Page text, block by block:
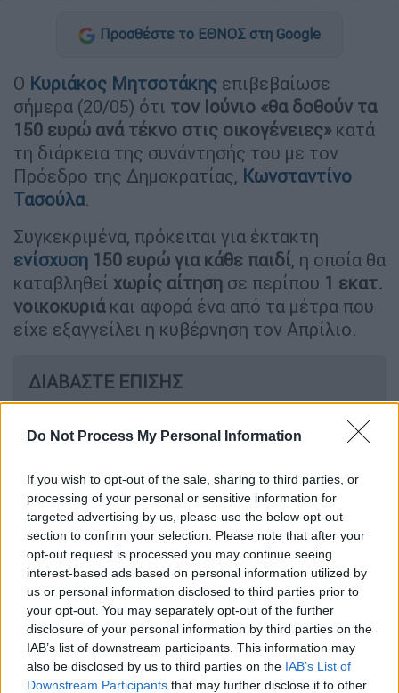
Do Not Process My Personal Information
If you wish to opt-out of the sale, sharing to third parties, or
processing of your personal or sensitive information for
targeted advertising by us, please use the below opt-out
section to confirm your selection. Please note that after your
opt-out request is processed you may continue seeing
interest-based ads based on personal information utilized by
us or personal information disclosed to third parties prior to
your opt-out. You may separately opt-out of the further
disclosure of your personal information by third parties on the
IAB’s list of downstream participants. This information may
also be disclosed by us to third parties on the IAB’s List of
Downstream Participants that may further disclose it to other
Προσθέστε το ΕΘΝΟΣ στη Google
Ο Κυριάκος Μητσοτάκης επιβεβαίωσε
σήμερα (20/05) ότι τον Ιούνιο «θα δοθούν τα
150 ευρώ ανά τέκνο στις οικογένειες» κατά
τη διάρκεια της συνάντησής του με τον
Πρόεδρο της Δημοκρατίας, Κωνσταντίνο
Τασούλα.
Συγκεκριμένα, πρόκειται για έκτακτη
ενίσχυση 150 ευρώ για κάθε παιδί, η οποία θα
καταβληθεί χωρίς αίτηση σε περίπου 1 εκατ.
νοικοκυριάκαι αφορά ένα από τα μέτρα που
είχε εξαγγείλει η κυβέρνηση τον Απρίλιο.
ΔΙΑΒΑΣΤΕ ΕΠΙΣΗΣ
«Είναι ενήμερη η Κοβέσι»: Τι λέει ο
θίγει την Ευρωπαϊκή Εισαγγελία»
Πολιτική|20.05.2026 11:49
Υποκλοπές: Θρίλερ με τον αριθμό
των ψήφων για Εξεταστική, την
Παρασκευή η συζήτηση - Για
«προαναγγελθείσα θεσμική εκτροπή»
μιλά το ΠΑΣΟΚ